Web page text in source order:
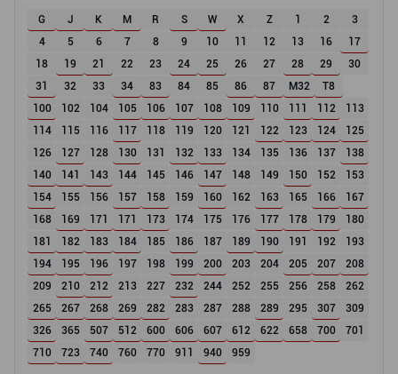
G J K M R S W X Z 1 2
3
4
5 6 7 8 9 10 11 12 13 16
17
18
19 21 22 23 24 25 26 27 28 29
30
31
32 33 34 83 84 85 86 87 M32
T8
100
102 104 105 106 107 108 109 110 111 112
113
114
115 116 117 118 119 120 121 122 123 124
125
126
127 128 130 131 132 133 134 135 136 137
138
140
141 143 144 145 146 147 148 149 150 152
153
154
155 156 157 158 159 160 162 163 165 166
167
168
169 171 171 173 174 175 176 177 178 179
180
181
182 183 184 185 186 187 189 190 191 192
193
194
195 196 197 198 199 200 203 204 205 207
208
209
210 212 213 227 232 244 252 255 256 258
262
265
267 268 269 282 283 287 288 289 295 307
309
326
365 507 512 600 606 607 612 622 658 700
701
710
723 740 760 770 911 940 959